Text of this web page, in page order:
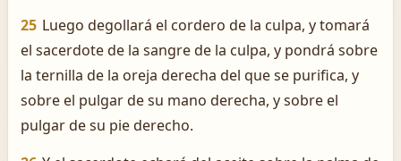
25 Luego degollará el cordero de la culpa, y tomará
el sacerdote de la sangre de la culpa, y pondrá sobre
la ternilla de la oreja derecha del que se purifica, y
sobre el pulgar de su mano derecha, y sobre el
pulgar de su pie derecho.